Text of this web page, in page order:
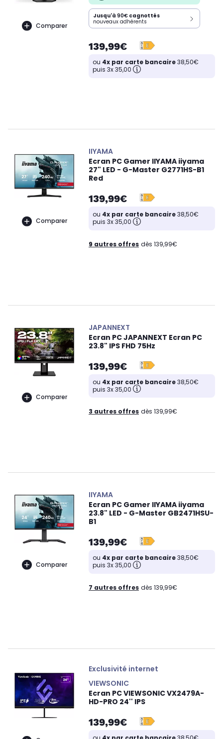
Comparer
Jusqu'à 90€ cagnottés
nouveaux adhérents
139,99€
ou 4x par carte bancaire38,50€
puis 3x 35,00
Comparer
IIYAMA
Ecran PC Gamer IIYAMA iiyama
27" LED - G-Master G2771HS-B1
Red
139,99€
ou 4x par carte bancaire38,50€
puis 3x 35,00
9 autres offres dès 139,99€
Comparer
JAPANNEXT
Ecran PC JAPANNEXT Ecran PC
23.8" IPS FHD 75Hz
139,99€
ou 4x par carte bancaire38,50€
puis 3x 35,00
3 autres offres dès 139,99€
Comparer
IIYAMA
Ecran PC Gamer IIYAMA iiyama
23.8" LED - G-Master GB2471HSU-
B1
139,99€
ou 4x par carte bancaire38,50€
puis 3x 35,00
7 autres offres dès 139,99€
Exclusivité internet
VIEWSONIC
Ecran PC VIEWSONIC VX2479A-
HD-PRO 24'' IPS
139,99€